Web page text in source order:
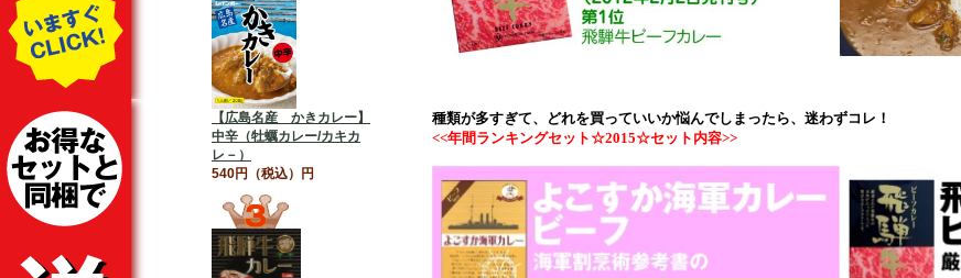
【広島名産 かきカレー】
中辛（牡蠣カレー/カキカ
レ－）
540円（税込）円
種類が多すぎて、どれを買っていいか悩んでしまったら、迷わずコレ！
<<年間ランキングセット☆2015☆セット内容>>